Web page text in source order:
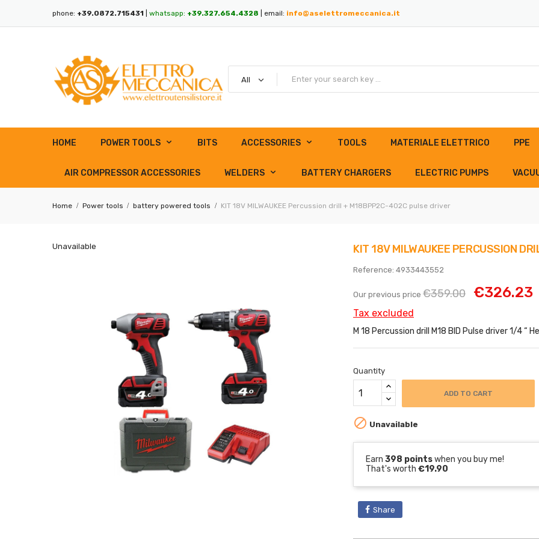
phone: +39.0872.715431 whatsapp: +39.327.654.4328 | email: info@aselettromeccanica.it
HOME POWER TOOLS BITS ACCESSORIES TOOLS MATERIALE ELETTRICO PPE
AIR COMPRESSOR ACCESSORIES WELDERS BATTERY CHARGERS ELECTRIC PUMPS
Home Power tools battery powered tools KIT 18V MILWAUKEE Percussion drill + M18BPP2C-402C pulse driver
Unavailable KIT 18V MILWAUKEE PERCUSSION
Reference: 4933443552
Our previous price €359.00 €326.23
Tax excluded
M 18 Percussion drill M18 BID Pulse driver 1/4 “
Quantity
ADD TO CART
 Unavailable
Earn 398 pointswhen you buy me!
That's worth €19.90
Share